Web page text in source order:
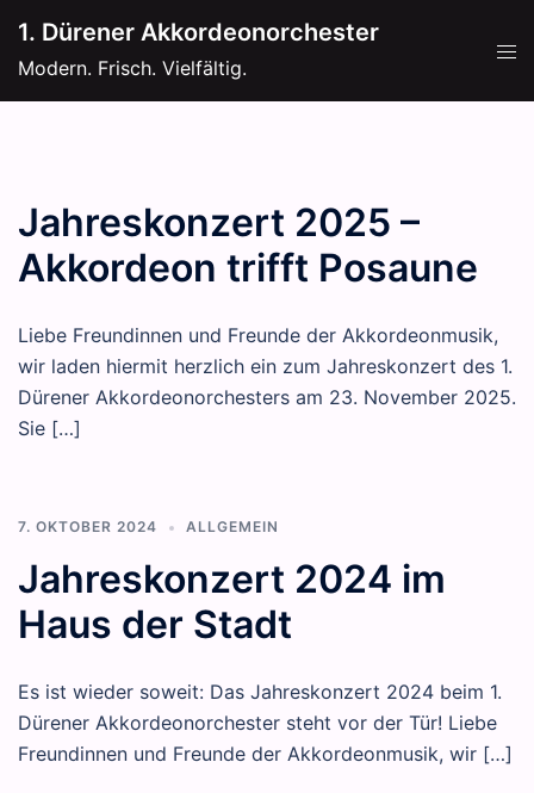
Inhalt
springen
1. Dürener Akkordeonorchester
Modern. Frisch. Vielfältig.
Jahreskonzert 2025 –
Akkordeon trifft Posaune
Liebe Freundinnen und Freunde der Akkordeonmusik,
wir laden hiermit herzlich ein zum Jahreskonzert des 1.
Dürener Akkordeonorchesters am 23. November 2025.
Sie […]
7. OKTOBER 2024 ALLGEMEIN
Jahreskonzert 2024 im
Haus der Stadt
Es ist wieder soweit: Das Jahreskonzert 2024 beim 1.
Dürener Akkordeonorchester steht vor der Tür! Liebe
Freundinnen und Freunde der Akkordeonmusik, wir […]